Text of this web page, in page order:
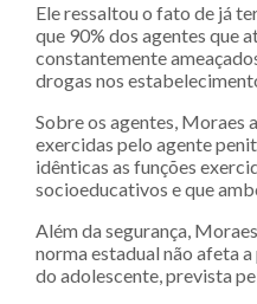
Ele ressaltou o fato de já
que 90% dos agentes que
constantemente
drogas nos
Sobre os agentes, Moraes
exercidas pelo agente
idênticas as funções
socioeducativos e que
Além da segurança,
norma estadual não afeta
do adolescente, prevista